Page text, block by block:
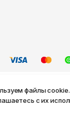
Политика
файлы
с их